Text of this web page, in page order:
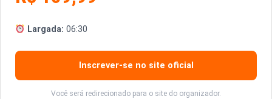
Largada: 06:30
Inscrever-se no site oficial
Você será redirecionado para o site do organizador.